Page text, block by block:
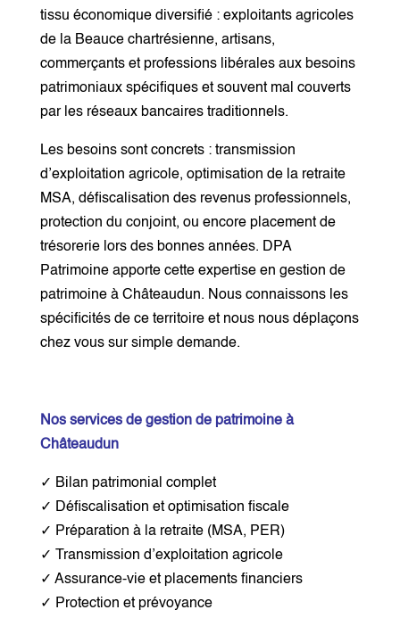
tissu économique diversifié : exploitants agricoles
de la Beauce chartrésienne, artisans,
commerçants et professions libérales aux besoins
patrimoniaux spécifiques et souvent mal couverts
par les réseaux bancaires traditionnels.
Les besoins sont concrets : transmission
d’exploitation agricole, optimisation de la retraite
MSA, défiscalisation des revenus professionnels,
protection du conjoint, ou encore placement de
trésorerie lors des bonnes années. DPA
Patrimoine apporte cette expertise en gestion de
patrimoine à Châteaudun. Nous connaissons les
spécificités de ce territoire et nous nous déplaçons
chez vous sur simple demande.
Nos services de gestion de patrimoine à
Châteaudun
✓ Bilan patrimonial complet
✓ Défiscalisation et optimisation fiscale
✓ Préparation à la retraite (MSA, PER)
✓ Transmission d’exploitation agricole
✓ Assurance-vie et placements financiers
✓ Protection et prévoyance